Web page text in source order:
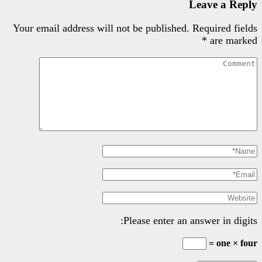
Your email address will not be
Please